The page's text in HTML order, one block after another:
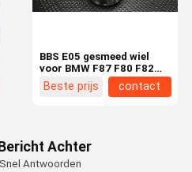
BBS E05 gesmeed wiel
voor BMW F87 F80 F82
F83 F90 G87 G80 G81
G82 G83 G90 M2 M3 M4
Beste prijs contact
Achter
Antwoorden